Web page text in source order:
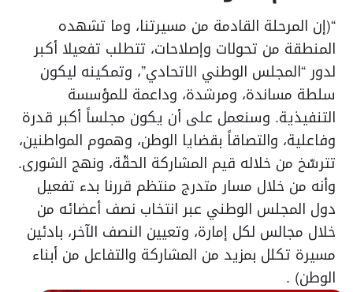
“(إن المرحلة القادمة من مسيرتنا، وما تشهده
المنطقة من تحولات وإصلاحات، تتطلب تفعيلا أكبر
لدور “المجلس الوطني الاتحادي”، وتمكينه ليكون
سلطة مساندة، ومرشدة، وداعمة للمؤسسة
التنفيذية. وسنعمل على أن يكون مجلساً أكبر قدرة
وفاعلية، والتصاقاً بقضايا الوطن، وهموم المواطنين،
تترسّخ من خلاله قيم المشاركة الحقّة، ونهج الشورى.
وأنه من خلال مسار متدرج منتظم قررنا بدء تفعيل
دول المجلس الوطني عبر انتخاب نصف أعضائه من
خلال مجالس لكل إمارة، وتعيين النصف الآخر، بادئين
مسيرة تكلل بمزيد من المشاركة والتفاعل من أبناء
الوطن) .